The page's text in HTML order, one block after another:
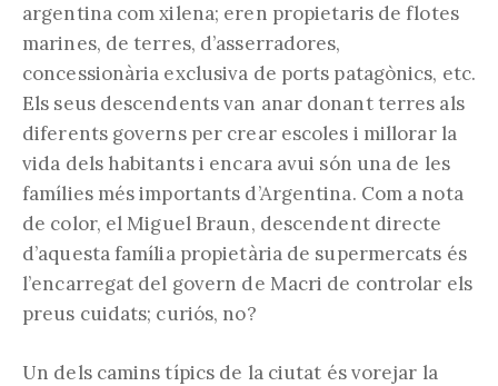
argentina com xilena; eren propietaris de flotes
marines, de terres, d’asserradores,
concessionària exclusiva de ports patagònics, etc.
Els seus descendents van anar donant terres als
diferents governs per crear escoles i millorar la
vida dels habitants i encara avui són una de les
famílies més importants d’Argentina. Com a nota
de color, el Miguel Braun, descendent directe
d’aquesta família propietària de supermercats és
l’encarregat del govern de Macri de controlar els
preus cuidats; curiós, no?
Un dels camins típics de la ciutat és vorejar la